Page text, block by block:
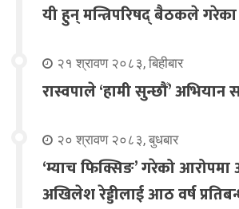
यी हुन् मन्त्रिपरिषद् बैठकले
२१ श्रावण २०८३, बिहीबार
रास्वपाले ‘हामी सुन्छौँ’ अभियान
२० श्रावण २०८३, बुधबार
‘म्याच फिक्सिङ’ गरेको आरोपमा
अखिलेश रेड्डीलाई आठ वर्ष